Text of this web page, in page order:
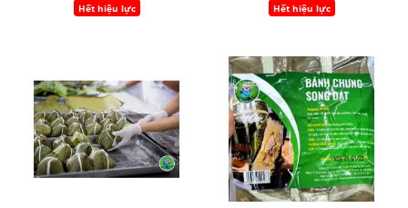
Hết hiệu lực Hết hiệu lực